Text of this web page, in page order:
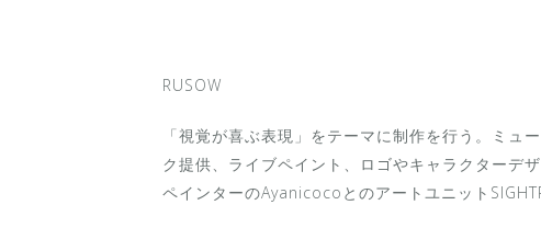
RUSOW
「視覚が喜ぶ表現」をテーマに制作を行う。ミ
ク提供、ライブペイント、ロゴやキャラクターデ
ペインターのAyanicocoとのアートユニット